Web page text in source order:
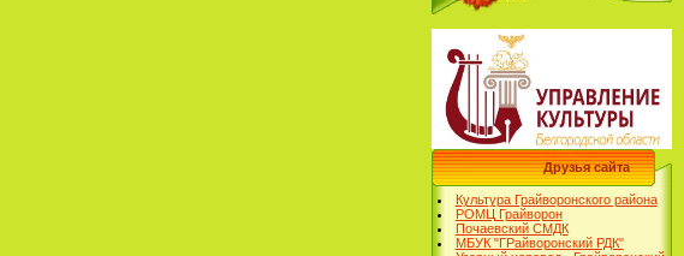
Друзья сайта
Культура Грайворонского района
РОМЦ Грайворон
Почаевский СМДК
МБУК "ГРайворонский РДК"